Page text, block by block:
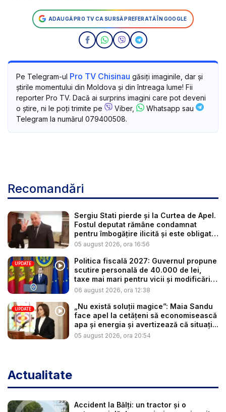
ADAUGĂ PRO TV CA SURSĂ PREFERATĂ ÎN GOOGLE
Pe Telegram-ul Pro TV Chisinau găsiți imaginile, dar și
știrile momentului din Moldova și din întreaga lume! Fii
reporter Pro TV. Dacă ai surprins imagini care pot deveni
o știre, ni le poți trimite pe
Viber,
Whatsapp sau
Telegram la numărul 079400508.
Recomandări
Sergiu Stati pierde și la Curtea de Apel.
Fostul deputat rămâne condamnat
pentru îmbogățire ilicită și este obligat
...
05 august 2026, ora 16:56
UPDATE
Politica fiscală 2027: Guvernul propune
scutire personală de 40.000 de lei,
taxe mai mari pentru vicii și modificări
l...
06 august 2026, ora 12:38
UPDATE
„Nu există soluții magice”: Maia Sandu
face apel la cetățeni să economisească
apa și energia și avertizează că situați...
05 august 2026, ora 20:54
Actualitate
Accident la Bălți: un tractor și o